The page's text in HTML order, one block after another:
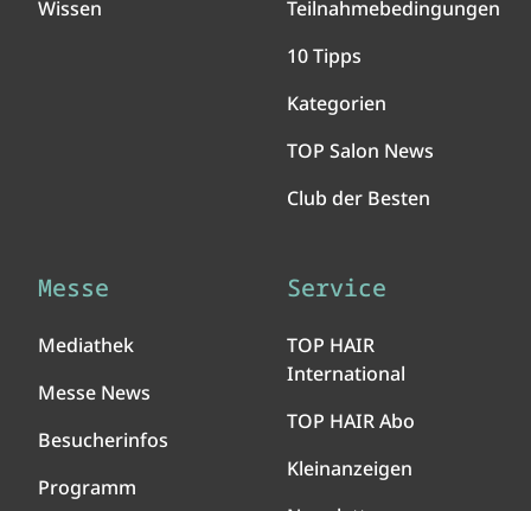
Wissen
Teilnahmebedingungen
10 Tipps
Kategorien
TOP Salon News
Club der Besten
Messe
Mediathek
Messe News
Besucherinfos
Programm
Service
TOP HAIR
International
TOP HAIR Abo
Kleinanzeigen